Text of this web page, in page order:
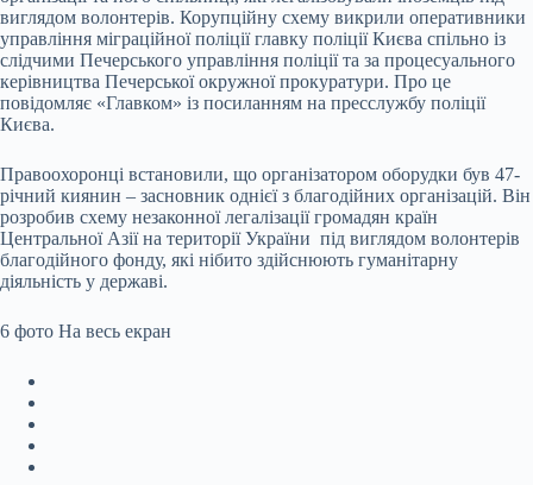
виглядом волонтерів. Корупційну схему викрили оперативники
управління міграційної поліції главку поліції Києва спільно із
слідчими Печерського управління поліції та за процесуального
керівництва Печерської окружної прокуратури. Про це
повідомляє «Главком» із посиланням на пресслужбу поліції
Києва.
Правоохоронці встановили, що організатором оборудки був 47-
річний киянин – засновник однієї з благодійних організацій. Він
розробив схему незаконної легалізації громадян країн
Центральної Азії на території України під виглядом волонтерів
благодійного фонду, які нібито здійснюють гуманітарну
діяльність у державі.
6 фото На весь екран